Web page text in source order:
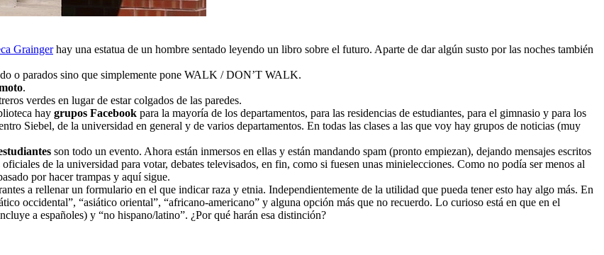
Graingerhay una estatua de un hombre sentado leyendo un libro sobre el futuro. Aparte de dar algún susto por las noches también
o parados sino que simplemente pone WALK / DON’T WALK.
.
verdes en lugar de estar colgados de las paredes.
hay grupos Facebook para la mayoría de los departamentos, para las residencias de estudiantes, para el gimnasio y para los
Siebel, de la universidad en general y de varios departamentos. En todas las clases a las que voy hay grupos de noticias (muy
son todo un evento. Ahora están inmersos en ellas y están mandando spam (pronto empiezan), dejando mensajes escritos
de la universidad para votar, debates televisados, en fin, como si fuesen unas minielecciones. Como no podía ser menos al
por hacer trampas y aquí sigue.
a rellenar un formulario en el que indicar raza y etnia. Independientemente de la utilidad que pueda tener esto hay algo más. En
occidental”, “asiático oriental”, “africano-americano” y alguna opción más que no recuerdo. Lo curioso está en que en el
a españoles) y “no hispano/latino”. ¿Por qué harán esa distinción?